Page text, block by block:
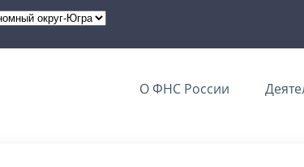
О ФНС России